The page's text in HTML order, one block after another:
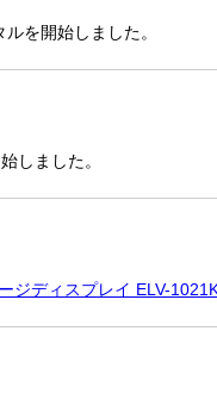
ルを開始しました。
しました。
ジディスプレイ ELV-